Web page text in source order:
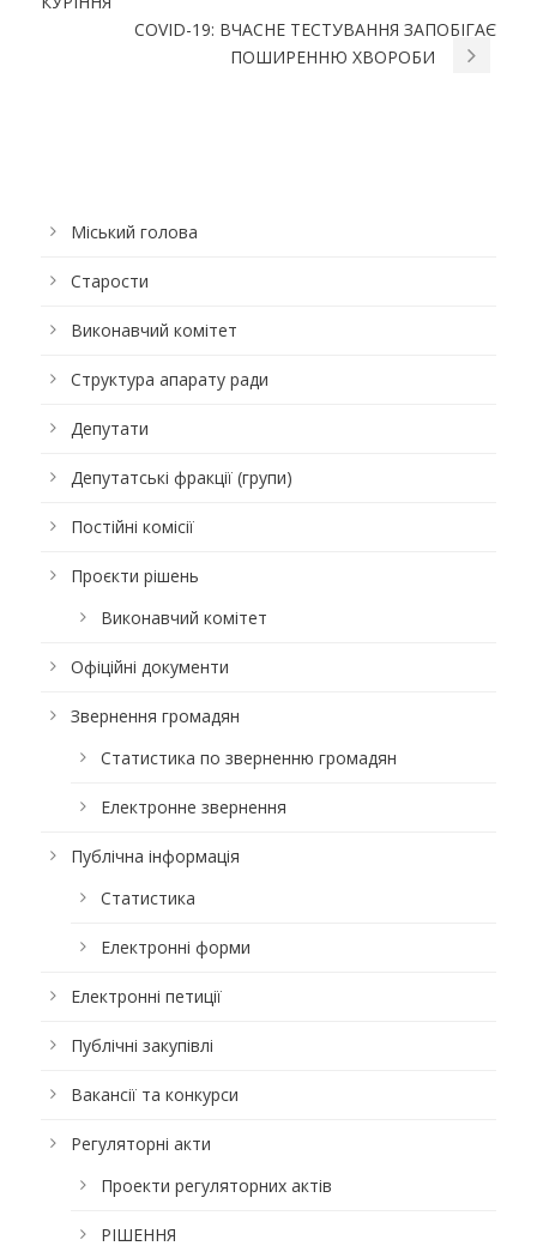
COVID-19: ВЧАСНЕ ТЕСТУВАННЯ ЗАПОБІГАЄ
ПОШИРЕННЮ ХВОРОБИ
Міський голова
Старости
Виконавчий комітет
Структура апарату ради
Депутати
Депутатські фракції (групи)
Постійні комісії
Проєкти рішень
Виконавчий комітет
Офіційні документи
Звернення громадян
Статистика по зверненню громадян
Електронне звернення
Публічна інформація
Статистика
Електронні форми
Електронні петиції
Публічні закупівлі
Вакансії та конкурси
Регуляторні акти
Проекти регуляторних актів
РІШЕННЯ